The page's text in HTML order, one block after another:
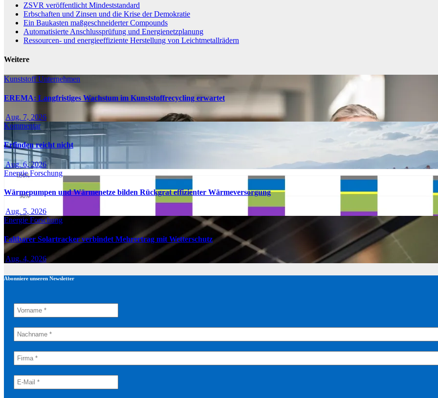
ZSVR veröffentlicht Mindeststandard
Erbschaften und Zinsen und die Krise der Demokratie
Ein Baukasten maßgeschneiderter Compounds
Automatisierte Anschlussprüfung und Energienetzplanung
Ressourcen- und energieeffiziente Herstellung von Leichtmetallrädern
Weitere
KunststoffUnternehmen
EREMA: Langfristiges Wachstum im Kunststoffrecycling erwartet
Aug. 7, 2026
Kommentar
Erfinden reicht nicht
Aug. 6, 2026
EnergieForschung
Wärmepumpen und Wärmenetze bilden Rückgrat effizienter Wärmeversorgung
Aug. 5, 2026
Energie Forschung
Faltbarer Solartracker verbindet Mehrertrag mit Wetterschutz
Aug. 4, 2026
Abonniere unseren Newsletter